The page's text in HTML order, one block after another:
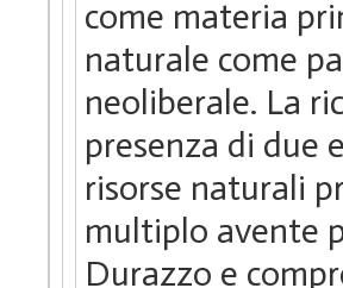
come materia
naturale come
neoliberale. La
presenza di due
risorse naturali
multiplo avente
Durazzo e